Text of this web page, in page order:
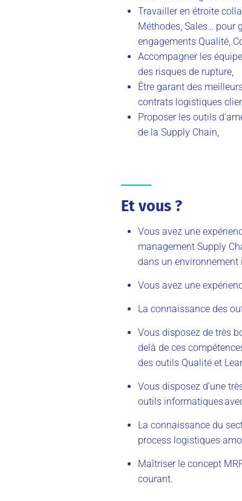
Travailler en étroite
Méthodes, Sales… pour
engagements Qualité,
Accompagner les
des risques de rupture,
Être garant des
contrats logistiques
Proposer les outils
de la Supply Chain,
Et vous ?
Vous avez une
management Supply
dans un
Vous avez une
La connaissance des
Vous disposez de très
delà de ces
des outils Qualité et
Vous disposez d’une
outils informatiques
La connaissance du
process logistiques
Maîtriser le concept
courant.